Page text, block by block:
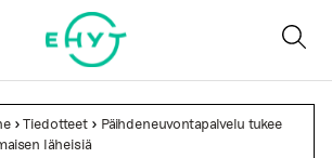
>Tiedotteet > Päihdeneuvontapalvelu tukee
läheisiä